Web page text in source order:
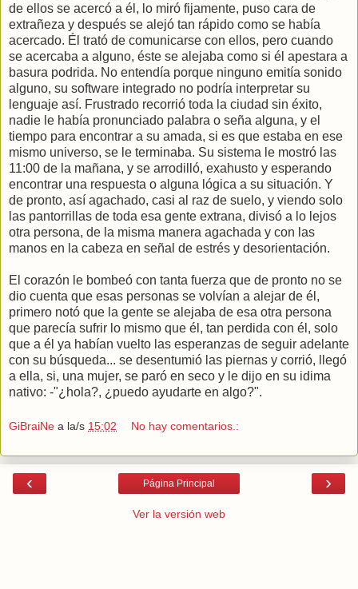
de ellos se acercó a él, lo miró fijamente, puso cara de
extrañeza y después se alejó tan rápido como se había
acercado. Él trató de comunicarse con ellos, pero cuando
se acercaba a alguno, éste se alejaba como si él apestara a
basura podrida. No entendía porque ninguno emitía sonido
alguno, su software integrado no podría interpretar su
lenguaje así. Frustrado recorrió toda la ciudad sin éxito,
nadie le había pronunciado palabra o seña alguna, y el
tiempo para encontrar a su amada, si es que estaba en ese
mismo universo, se le terminaba. Su sistema le mostró las
11:00 de la mañana, y se arrodilló, exahusto y esperando
encontrar una respuesta o alguna lógica a su situación. Y
de pronto, así agachado, casi al raz de suelo, y viendo solo
las pantorrillas de toda esa gente extrana, divisó a lo lejos
otra persona, de la misma manera agachada y con las
manos en la cabeza en señal de estrés y desorientación.
El corazón le bombeó con tanta fuerza que de pronto no se
dio cuenta que esas personas se volvían a alejar de él,
primero notó que la gente se alejaba de esa otra persona
que parecía sufrir lo mismo que él, tan perdida con él, solo
que a él ya habían vuelto las esperanzas de seguir adelante
con su búsqueda... se desentumió las piernas y corrió, llegó
a ella, si, una mujer, se paró en seco y le dijo en su idima
nativo: -"¿hola?, ¿puedo ayudarte en algo?".
GiBraiNe a la/s 15:02 No hay comentarios.:
‹ ›
Página Principal
Ver la versión web